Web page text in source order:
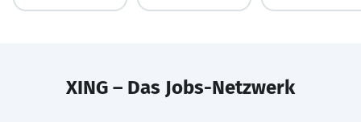
XING – Das Jobs-Netzwerk